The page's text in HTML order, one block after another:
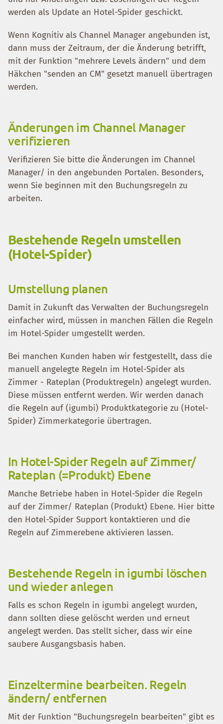
werden als Update an Hotel-Spider geschickt.
Wenn Kognitiv als Channel Manager angebunden ist,
dann muss der Zeitraum, der die Änderung betrifft,
mit der Funktion "mehrere Levels ändern" und dem
Häkchen "senden an CM" gesetzt manuell übertragen
werden.
Änderungen im Channel Manager
verifizieren
Verifizieren Sie bitte die Änderungen im Channel
Manager/ in den angebunden Portalen. Besonders,
wenn Sie beginnen mit den Buchungsregeln zu
arbeiten.
Bestehende Regeln umstellen
(Hotel-Spider)
Umstellung planen
Damit in Zukunft das Verwalten der Buchungsregeln
einfacher wird, müssen in manchen Fällen die Regeln
im Hotel-Spider umgestellt werden.
Bei manchen Kunden haben wir festgestellt, dass die
manuell angelegte Regeln im Hotel-Spider als
Zimmer - Rateplan (Produktregeln) angelegt wurden.
Diese müssen entfernt werden. Wir werden danach
die Regeln auf (igumbi) Produktkategorie zu (Hotel-
Spider) Zimmerkategorie übertragen.
In Hotel-Spider Regeln auf Zimmer/
Rateplan (=Produkt) Ebene
Manche Betriebe haben in Hotel-Spider die Regeln
auf der Zimmer/ Rateplan (Produkt) Ebene. Hier bitte
den Hotel-Spider Support kontaktieren und die
Regeln auf Zimmerebene aktivieren lassen.
Bestehende Regeln in igumbi löschen
und wieder anlegen
Falls es schon Regeln in igumbi angelegt wurden,
dann sollten diese gelöscht werden und erneut
angelegt werden. Das stellt sicher, dass wir eine
saubere Ausgangsbasis haben.
Einzeltermine bearbeiten. Regeln
ändern/ entfernen
Mit der Funktion "Buchungsregeln bearbeiten" gibt es